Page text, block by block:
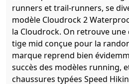
runners et trail-runners, se
modèle Cloudrock 2
la Cloudrock. On retrouve une
tige mid conçue pour la
marque reprend bien
succès des modèles running,
chaussures typées Speed